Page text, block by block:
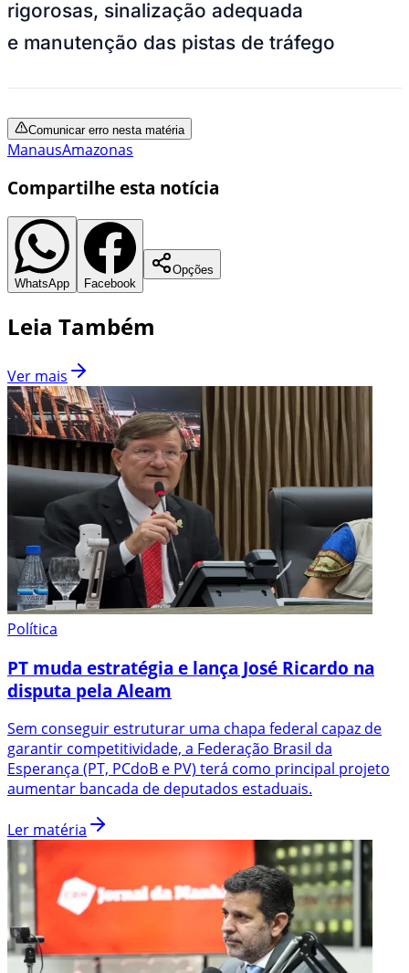
rigorosas, sinalização adequada
e manutenção das pistas de tráfego
Comunicar erro nesta matéria
ManausAmazonas
Compartilhe esta notícia
WhatsApp Facebook
Opções
Leia Também
Ver mais
Política
PT muda estratégia e lança José Ricardo na
disputa pela Aleam
Sem conseguir estruturar uma chapa federal capaz de
garantir competitividade, a Federação Brasil da
Esperança (PT, PCdoB e PV) terá como principal projeto
aumentar bancada de deputados estaduais.
Ler matéria